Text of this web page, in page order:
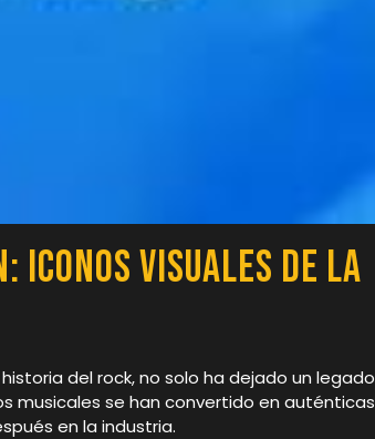
Iconos Visuales de la
del rock, no solo ha dejado un legado
musicales se han convertido en auténticas
en la industria.